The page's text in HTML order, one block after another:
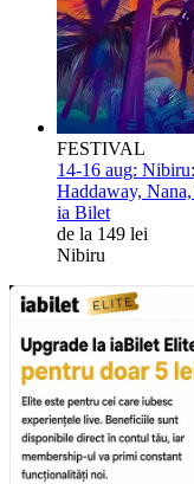
FESTIVAL
14-16 aug:
Haddaway,
ia Bilet
de la 149 lei
Nibiru